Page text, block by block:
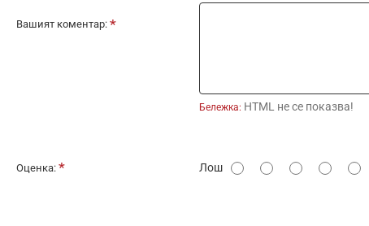
Вашият коментар:
Бележка: HTML не се показва!
О
Оценка: Лош